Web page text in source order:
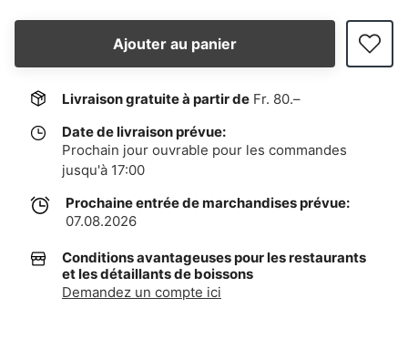
Ajouter au panier
Livraison gratuite à partir de Fr. 80.–
Date de livraison prévue:
Prochain jour ouvrable pour les commandes
jusqu'à 17:00
Prochaine entrée de marchandises prévue:
07.08.2026
Conditions avantageuses pour les restaurants
et les détaillants de boissons
Demandez un compte ici